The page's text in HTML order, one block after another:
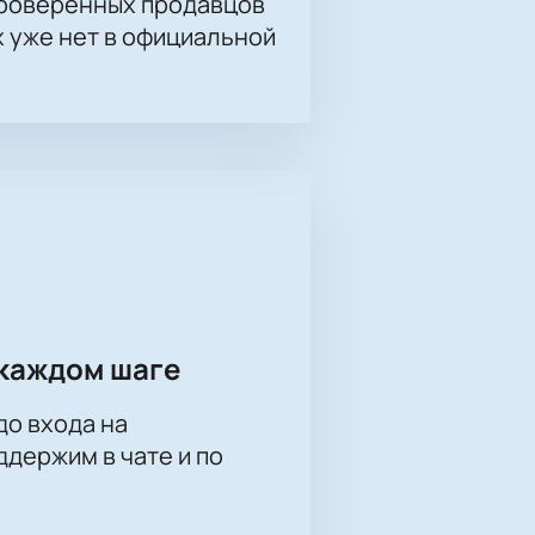
каждый матч превращается в
игру.
цены.
ощутить атмосферу настоящей
нет в официальной
шаге
входа на
в чате и по